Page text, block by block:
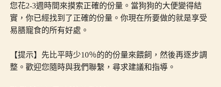
您花2-3週時間來摸索正確的份量。當狗狗的大便變得結
實，你已經找到了正確的份量。你現在所要做的就是享受
易膳寵食的所有好處。
【提示】先比平時少10％的的份量來餵飼，然後再逐步調
整。歡迎您隨時與我們聯繫，尋求建議和指導。